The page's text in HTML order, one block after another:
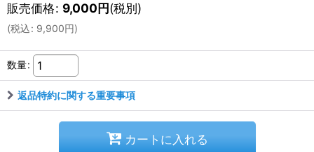
販売価格: 9,000円(税別)
(税込: 9,900円)
数量:
返品特約に関する重要事項
カートに入れる